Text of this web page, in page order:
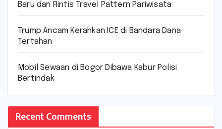
Baru dan Rintis Travel Pattern Pariwisata
Trump Ancam Kerahkan ICE di Bandara Dana
Tertahan
Mobil Sewaan di Bogor Dibawa Kabur Polisi
Bertindak
Recent Comments